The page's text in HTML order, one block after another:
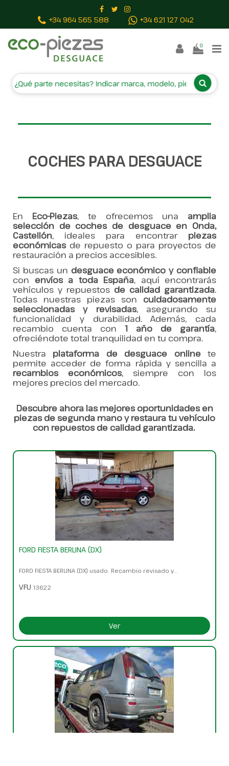
+34 964 565 588 +34 621 127 042
0
COCHES PARA DESGUACE
En Eco-Piezas, te ofrecemos una amplia
selección de coches de desguace en Onda,
Castellón, ideales para encontrar piezas
económicasde repuesto o para proyectos de
restauración a precios accesibles.
Si buscas un desguace económico y confiable
con envíos a toda España, aquí encontrarás
vehículos y repuestos de calidad garantizada.
Todas nuestras piezas son cuidadosamente
seleccionadas y revisadas, asegurando su
funcionalidad y durabilidad. Además, cada
recambio cuenta con 1 año de garantía,
ofreciéndote total tranquilidad en tu compra.
Nuestra plataforma de desguace onlinete
permite acceder de forma rápida y sencilla a
recambios económicos, siempre con los
mejores precios del mercado.
Descubre ahora las mejores oportunidades en
piezas de segunda mano y restaura tu vehículo
con repuestos de calidad garantizada.
FORD FIESTA BERLINA (DX)
FORD FIESTA BERLINA (DX) usado. Recambio revisado y...
VFU 13622
Ver